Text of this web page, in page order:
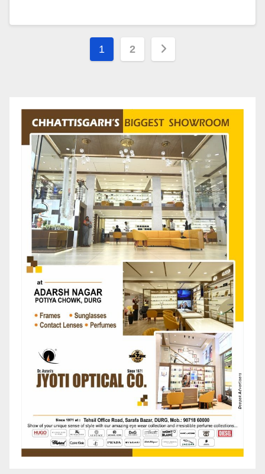
Posts
1 2